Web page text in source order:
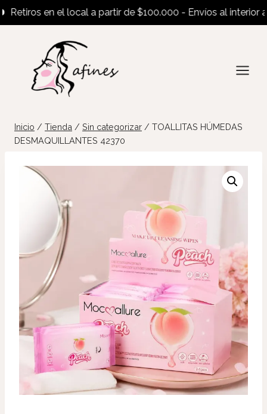
en el local a partir de $100.000 - Envíos al interior a
contenido
Inicio / Tienda / Sin categorizar / TOALLITAS HÚMEDAS
DESMAQUILLANTES 42370